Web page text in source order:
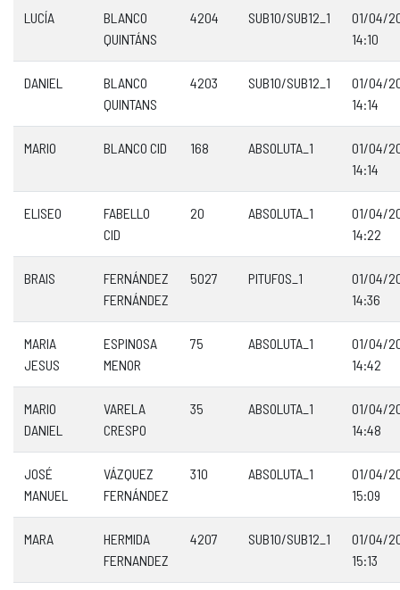
LUCÍA
BLANCO
QUINTÁNS
4204 SUB10/SUB12_1
01/04/
14:10
DANIEL
BLANCO
QUINTANS
4203 SUB10/SUB12_1
01/04/
14:14
MARIO BLANCO CID 168 ABSOLUTA_1
01/04/
14:14
ELISEO
FABELLO
CID
20 ABSOLUTA_1
01/04/
14:22
BRAIS
FERNÁNDEZ
FERNÁNDEZ
5027 PITUFOS_1
01/04/
14:36
MARIA
JESUS
ESPINOSA
MENOR
75 ABSOLUTA_1
01/04/
14:42
MARIO
DANIEL
VARELA
CRESPO
35 ABSOLUTA_1
01/04/
14:48
JOSÉ
MANUEL
VÁZQUEZ
FERNÁNDEZ
310 ABSOLUTA_1
01/04/
15:09
MARA
HERMIDA
FERNANDEZ
4207 SUB10/SUB12_1
01/04/
15:13